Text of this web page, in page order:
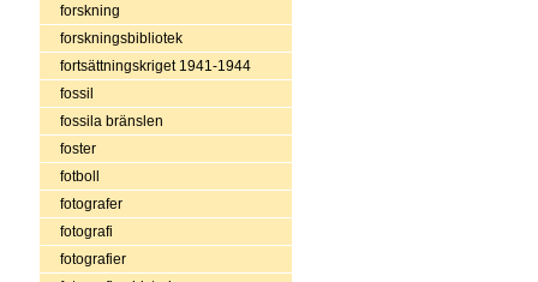
forskning
forskningsbibliotek
fortsättningskriget 1941-1944
fossil
fossila bränslen
foster
fotboll
fotografer
fotografi
fotografier